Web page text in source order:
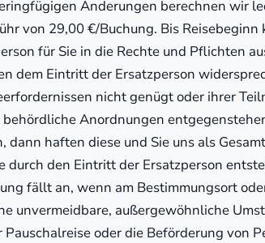
Änderungen berechnen wir
von 29,00 €/Buchung. Bis Reisebeginn
für Sie in die Rechte und Pflichten
dem Eintritt der Ersatzperson
nicht genügt oder ihrer
Anordnungen
dann haften diese und Sie uns als
durch den Eintritt der Ersatzperson
fällt an, wenn am Bestimmungsort
unvermeidbare, außergewöhnliche
oder die Beförderung von